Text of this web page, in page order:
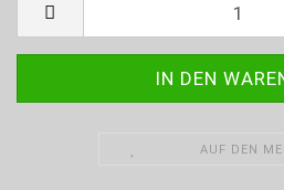
AUF DEN